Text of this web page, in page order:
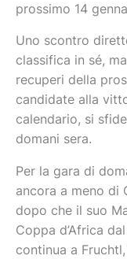
prossimo 14
Uno scontro
classifica in sé,
recuperi della
candidate alla
calendario, si
domani sera.
Per la gara di
ancora a meno di
dopo che il suo
Coppa d’Africa
continua a